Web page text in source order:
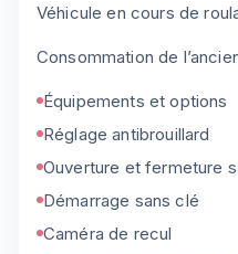
Véhicule en cours de
Consommation de
Équipements et options
Réglage antibrouillard
Ouverture et fermeture
Démarrage sans clé
Caméra de recul